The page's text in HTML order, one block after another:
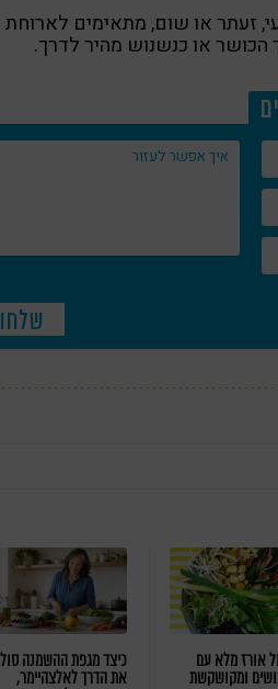
זעתר או שום, מתאימים לארוחת
הכושר או כנשנוש מהיר לדרך.
אורז מלא עם
ומקושקשת
כיצד מגפת ההשמנה
את הדרך לאלצהיימר,